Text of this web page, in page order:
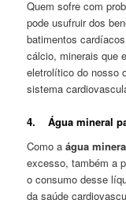
Quem sofre com
pode usufruir dos
batimentos
cálcio, minerais que
eletrolítico do nosso
sistema
4. Água mineral
Como aágua
excesso, também a
o consumo desse
da saúde